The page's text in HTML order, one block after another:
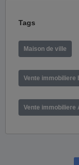
Tags
Maison de ville
Vente immobiliere
Vente immobiliere